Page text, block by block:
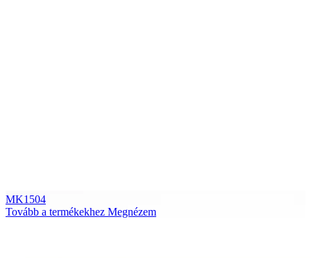
MK1504
Tovább a termékekhez Megnézem